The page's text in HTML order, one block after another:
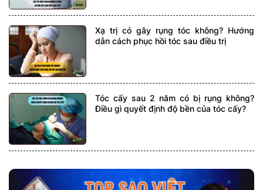
Xạ trị có gây rụng tóc không? Hướng
dẫn cách phục hồi tóc sau điều trị
Tóc cấy sau 2 năm có bị rụng không?
Điều gì quyết định độ bền của tóc cấy?